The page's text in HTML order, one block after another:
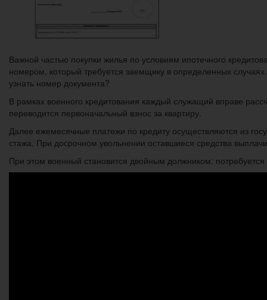
Важной частью покупки жилья по условиям ипотечного
номером, который требуется заемщику в определенных
узнать номер документа?
В рамках военного кредитования каждый служащий вправе
переводится первоначальный взнос за квартиру.
Далее ежемесячные платежи по кредиту осуществляются из
стажа. При досрочном увольнении оставшиеся средства
При этом военный становится двойным должником: потребуется